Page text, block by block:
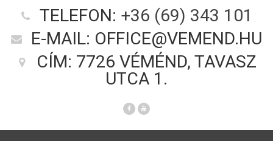
TELEFON: +36 (69) 343 101
E-MAIL: OFFICE@VEMEND.HU
CÍM: 7726 VÉMÉND, TAVASZ
UTCA 1.